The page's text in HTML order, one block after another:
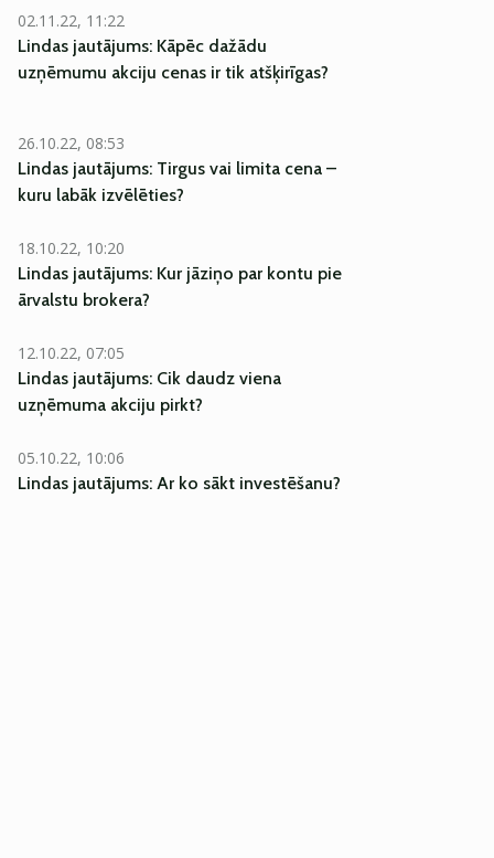
02.11.22, 11:22
Lindas jautājums: Kāpēc dažādu
uzņēmumu akciju cenas ir tik atšķirīgas?
26.10.22, 08:53
Lindas jautājums: Tirgus vai limita cena –
kuru labāk izvēlēties?
18.10.22, 10:20
Lindas jautājums: Kur jāziņo par kontu pie
ārvalstu brokera?
12.10.22, 07:05
Lindas jautājums: Cik daudz viena
uzņēmuma akciju pirkt?
05.10.22, 10:06
Lindas jautājums: Ar ko sākt investēšanu?